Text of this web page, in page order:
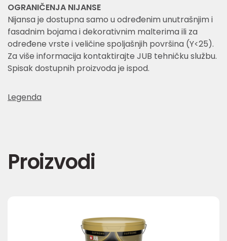
OGRANIČENJA NIJANSE
Nijansa je dostupna samo u određenim unutrašnjim i
fasadnim bojama i dekorativnim malterima ili za
određene vrste i veličine spoljašnjih površina (Y<25).
Za više informacija kontaktirajte JUB tehničku službu.
Spisak dostupnih proizvoda je ispod.
Legenda
Proizvodi